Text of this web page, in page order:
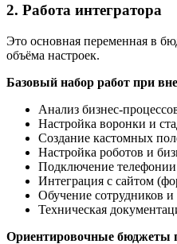
2. Работа интегратора
Это основная переменная в
объёма настроек.
Базовый набор работ при
Анализ бизнес-
Настройка воронки и
Создание кастомных
Настройка роботов и
Подключение
Интеграция с сайтом
Обучение сотрудников и
Техническая
Ориентировочные бюджеты